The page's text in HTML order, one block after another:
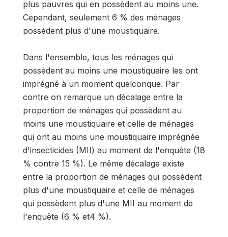
plus pauvres qui en possèdent au moins une.
Cependant, seulement 6 % des ménages
possèdent plus d'une moustiquaire.
Dans l'ensemble, tous les ménages qui
possèdent au moins une moustiquaire les ont
imprégné à un moment quelconque. Par
contre on remarque un décalage entre la
proportion de ménages qui possèdent au
moins une moustiquaire et celle de ménages
qui ont au moins une moustiquaire imprégnée
d'insecticides (MII) au moment de l'enquête (18
% contre 15 %). Le même décalage existe
entre la proportion de ménages qui possèdent
plus d'une moustiquaire et celle de ménages
qui possèdent plus d'une MII au moment de
l'enquête (6 % et4 %).